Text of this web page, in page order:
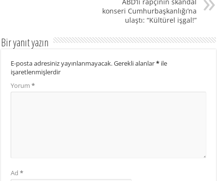
konseri Cumhurbaşkanlığı’na
ulaştı: “Kültürel işgal!”
Bir yanıt yazın
E-posta adresiniz yayınlanmayacak.Gerekli alanlar* ile
işaretlenmişlerdir
Yorum*
Ad*